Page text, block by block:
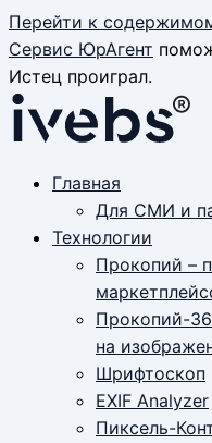
Перейти к
Сервис ЮрАгент
Истец проиграл.
Главная
Для СМИ и
Технологии
Прокопий –
Прокопий-
на
Шрифтоскоп
EXIF Analyzer
Пиксель-